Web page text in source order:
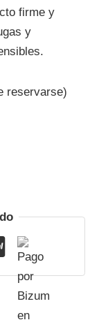
firme y
y
reservarse)